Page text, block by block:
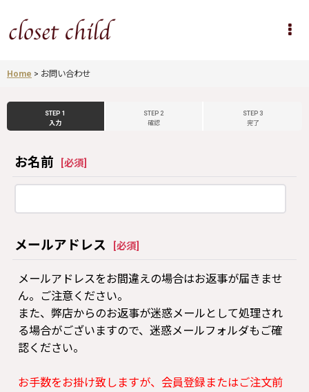
Home > お問い合わせ
STEP 1
入力
STEP 2
確認
STEP 3
完了
お名前 必須
メールアドレス 必須
メールアドレスをお間違えの場合はお返事が届きませ
ん。ご注意ください。
また、弊店からのお返事が迷惑メールとして処理され
る場合がございますので、迷惑メールフォルダもご確
認ください。
お手数をお掛け致しますが、会員登録またはご注文前